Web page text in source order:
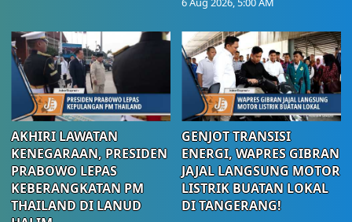
AKHIRI LAWATAN
KENEGARAAN, PRESIDEN
PRABOWO LEPAS
KEBERANGKATAN PM
THAILAND DI LANUD
GENJOT TRANSISI
ENERGI, WAPRES GIBRAN
JAJAL LANGSUNG MOTOR
LISTRIK BUATAN LOKAL
DI TANGERANG!